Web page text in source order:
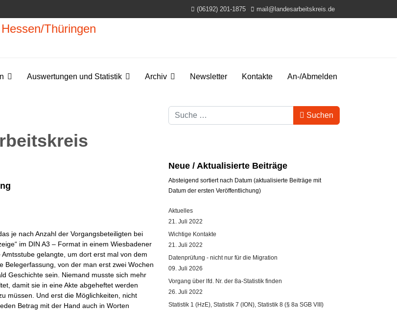
(06192) 201-1875 mail@landesarbeitskreis.de
Auswertungen und Statistik Archiv Newsletter Kontakte An-/Abmelden
je nach Anzahl der Vorgangsbeteiligten bei
im DIN A3 – Format in einem Wiesbadener
gelangte, um dort erst mal von dem
Belegerfassung, von der man erst zwei Wochen
Geschichte sein. Niemand musste sich mehr
damit sie in eine Akte abgeheftet werden
müssen. Und erst die Möglichkeiten, nicht
Betrag mit der Hand auch in Worten
Suchbegriff
Suchen
Neue / Aktualisierte Beiträge
Absteigend sortiert nach Datum (aktualisierte Beiträge mit
Datum der ersten Veröffentlichung)
Aktuelles
21. Juli 2022
Wichtige Kontakte
21. Juli 2022
Datenprüfung - nicht nur für die Migration
09. Juli 2026
Vorgang über lfd. Nr. der 8a-Statistik finden
26. Juli 2022
Statistik 1 (HzE), Statistik 7 (ION), Statistik 8 (§ 8a SGB VIII)